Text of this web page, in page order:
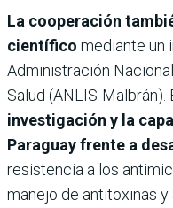
La cooperación
científico mediante un
Administración
Salud (ANLIS-Malbrán).
investigación y la
Paraguay frente a
resistencia a los
manejo de antitoxinas y